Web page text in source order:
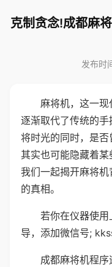
克制贪念!成都麻
发布时
麻将机，这一
逐渐取代了传统的
将时光的同时，是否
其实也可能隐藏着
我们一起揭开麻将
的真相。
若你在仪器使
导，添加微信号;
成都麻将机程